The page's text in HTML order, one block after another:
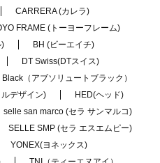
CARRERA (カレラ)
FRAME (トーヨーフレーム)
)
BH (ビーエイチ)
DT Swiss(DTスイス)
（アブソリュートブラック）
デザイン)
HED(ヘッド)
selle san marco (セラ サンマルコ)
SELLE SMP (セラ エスエムピー)
YONEX(ヨネックス)